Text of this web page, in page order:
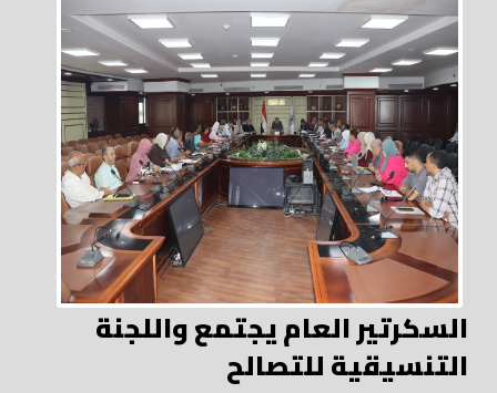
السكرتير العام يجتمع واللجنة
التنسيقية للتصالح